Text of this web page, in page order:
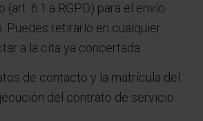
6.1.a RGPD) para el envío
Puedes retirarlo en cualquier
a la cita ya concertada.
de contacto y la matrícula del
del contrato de servicio.